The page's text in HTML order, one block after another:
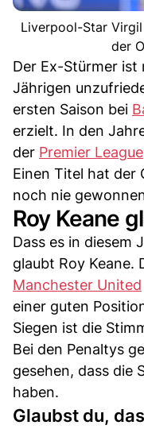
Liverpool-Star
der
Der Ex-Stürmer ist
Jährigen
ersten Saison bei
erzielt. In den
der Premier League
Einen Titel hat der
noch nie
Roy Keane
Dass es in diesem
glaubt Roy Keane.
Manchester United
einer guten
Siegen ist die
Bei den Penaltys
gesehen, dass die
haben.
Glaubst du,